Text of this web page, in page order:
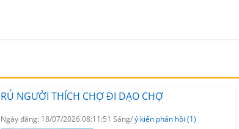
RỦ NGƯỜI THÍCH CHỢ ĐI DẠO CHỢ
Ngày đăng: 18/07/2026 08:11:51 Sáng/ý kiến phản hồi (1)